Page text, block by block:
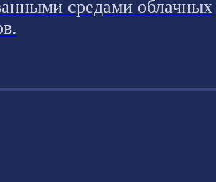
средами облачных